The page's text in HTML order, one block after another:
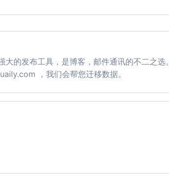
大的发布工具，是博客，邮件通讯的不二之选。
，我们会帮您迁移数据。